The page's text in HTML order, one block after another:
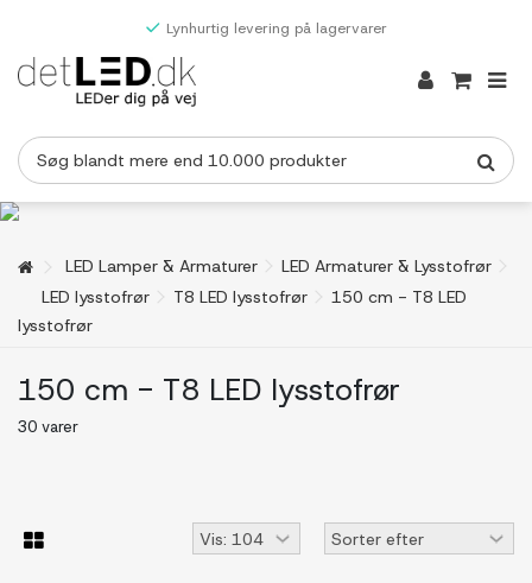
Lynhurtig levering på lagervarer
LED Lamper & Armaturer
LED Armaturer & Lysstofrør
LED lysstofrør
T8 LED lysstofrør
150 cm - T8 LED
lysstofrør
150 cm - T8 LED lysstofrør
30 varer